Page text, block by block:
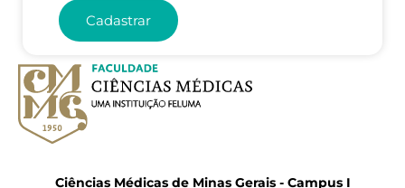
Cadastrar
Ciências Médicas de Minas Gerais - Campus I